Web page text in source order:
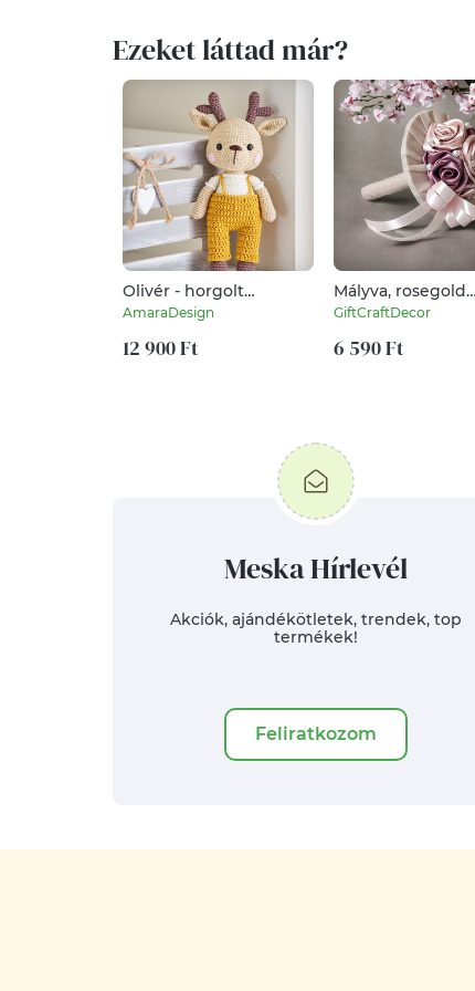
Ezeket láttad már?
Olivér - horgolt
öltöztethető szarvas
AmaraDesign
12 900 Ft
Mályva, rosegold
szaténrózsa csokor
GiftCraftDecor
6 590 Ft
Meska Hírlevél
Akciók, ajándékötletek, trendek, top
termékek!
Feliratkozom